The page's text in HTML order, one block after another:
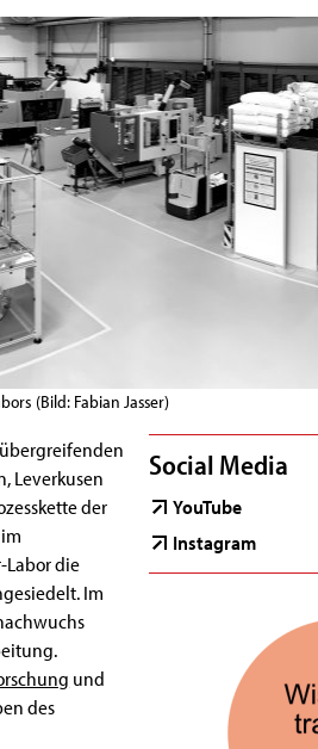
(Bild: Fabian Jasser)
Social Media
YouTube
Instagram
Leverkusen
der
Labor die
Im
und
des